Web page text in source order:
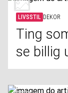
LIVSSTIL DEKOR
Ting
se billig